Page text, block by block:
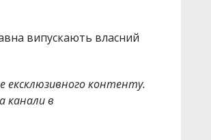
випускають власний
контенту.
канали в